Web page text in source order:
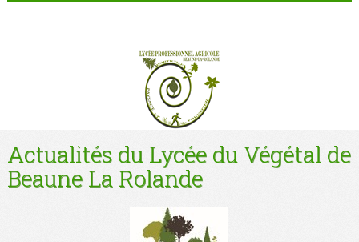
Actualités du Lycée du Végétal de
Beaune La Rolande